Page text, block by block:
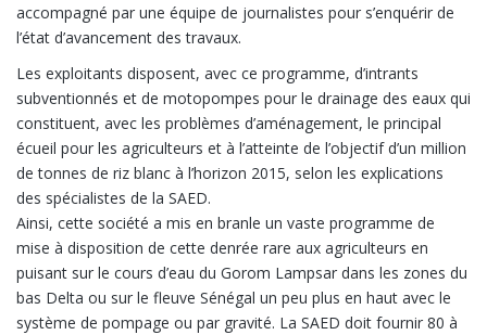
accompagné par une équipe de journalistes pour s’enquérir de
l’état d’avancement des travaux.
Les exploitants disposent, avec ce programme, d’intrants
subventionnés et de motopompes pour le drainage des eaux qui
constituent, avec les problèmes d’aménagement, le principal
écueil pour les agriculteurs et à l’atteinte de l’objectif d’un million
de tonnes de riz blanc à l’horizon 2015, selon les explications
des spécialistes de la SAED.
Ainsi, cette société a mis en branle un vaste programme de
mise à disposition de cette denrée rare aux agriculteurs en
puisant sur le cours d’eau du Gorom Lampsar dans les zones du
bas Delta ou sur le fleuve Sénégal un peu plus en haut avec le
système de pompage ou par gravité. La SAED doit fournir 80 à